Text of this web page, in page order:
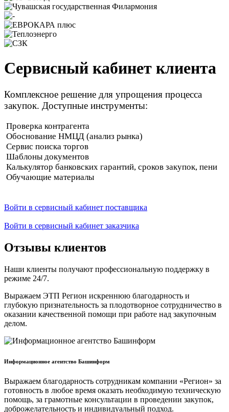
Сервисный кабинет клиента
Комплексное решение для упрощения процесса
закупок. Доступные инструменты:
Проверка контрагента
Обоснование НМЦД (анализ рынка)
Сервис поиска торгов
Шаблоны документов
Калькулятор банковских гарантий, сроков закупок, пени
Обучающие материалы
Войти в сервисный кабинет поставщика
Войти в сервисный кабинет заказчика
Отзывы клиентов
Наши клиенты получают профессиональную поддержку в
режиме 24/7.
Выражаем ЭТП Регион искреннюю благодарность и
глубокую признательность за плодотворное сотрудничество в
оказании качественной помощи при работе над закупочным
делом.
Информационное агентство Башинформ
Выражаем благодарность сотрудникам компании «Регион» за
готовность в любое время оказать необходимую техническую
помощь, за грамотные консультации в проведении закупок,
доброжелательность и индивидуальный подход.